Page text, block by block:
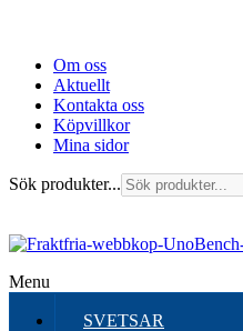
Om oss
Aktuellt
Kontakta oss
Köpvillkor
Mina sidor
Sök produkter...
Menu
SVETSAR